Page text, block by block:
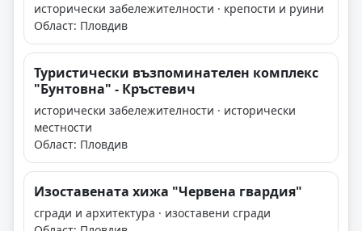
исторически забележителности · крепости и руини
Област: Пловдив
Туристически възпоминателен комплекс
"Бунтовна" - Кръстевич
исторически забележителности · исторически
местности
Област: Пловдив
Изоставената хижа "Червена гвардия"
сгради и архитектура · изоставени сгради